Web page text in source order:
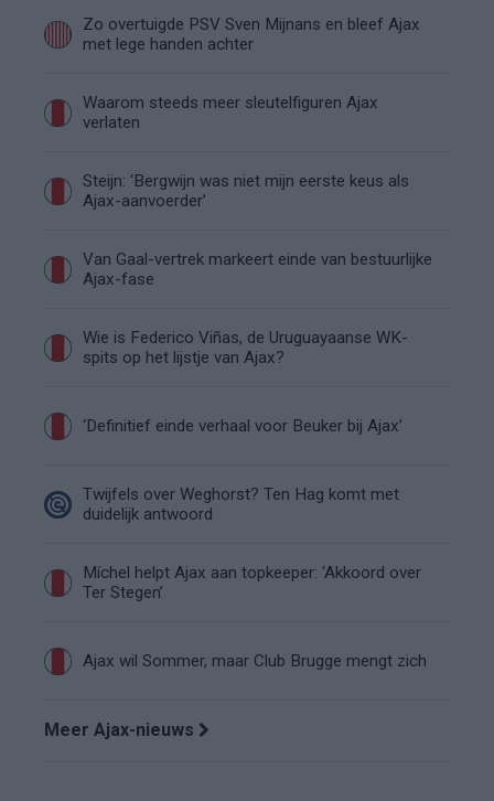
Zo overtuigde PSV Sven Mijnans en bleef Ajax
met lege handen achter
Waarom steeds meer sleutelfiguren Ajax
verlaten
Steijn: ‘Bergwijn was niet mijn eerste keus als
Ajax-aanvoerder’
Van Gaal-vertrek markeert einde van bestuurlijke
Ajax-fase
Wie is Federico Viñas, de Uruguayaanse WK-
spits op het lijstje van Ajax?
‘Definitief einde verhaal voor Beuker bij Ajax’
Twijfels over Weghorst? Ten Hag komt met
duidelijk antwoord
Míchel helpt Ajax aan topkeeper: ‘Akkoord over
Ter Stegen’
Ajax wil Sommer, maar Club Brugge mengt zich
Meer Ajax-nieuws